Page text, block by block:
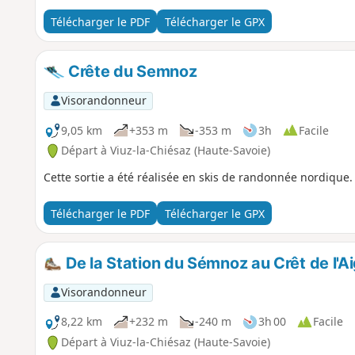
Télécharger le PDF Télécharger le GPX
Crête du Semnoz
Visorandonneur
9,05 km
+353 m -353 m 3h
Facile
Départ à Viuz-la-Chiésaz (Haute-Savoie)
Cette sortie a été réalisée en skis de randonnée nordique.
Télécharger le PDF Télécharger le GPX
De la Station du Sémnoz au Crêt de
Visorandonneur
8,22 km
+232 m -240 m 3h 00
Facile
Départ à Viuz-la-Chiésaz (Haute-Savoie)